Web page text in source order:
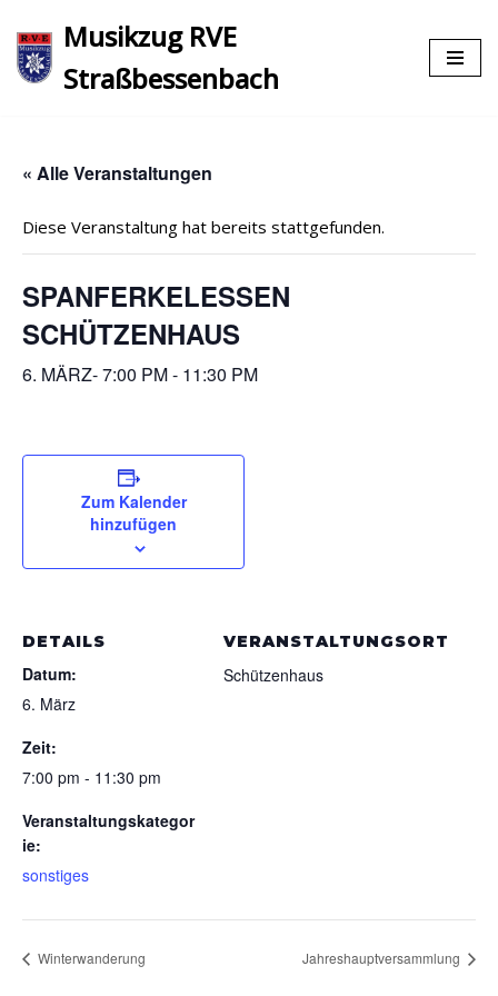
Zum
Inhalt
Musikzug RVE
Straßbessenbach
« Alle Veranstaltungen
Diese Veranstaltung hat bereits stattgefunden.
SPANFERKELESSEN
SCHÜTZENHAUS
6. MÄRZ- 7:00 PM- 11:30 PM
Zum Kalender
hinzufügen
DETAILS
Datum:
6. März
Zeit:
7:00 pm - 11:30 pm
Veranstaltungskategor
ie:
sonstiges
VERANSTALTUNGSORT
Schützenhaus
Winterwanderung Jahreshauptversammlung